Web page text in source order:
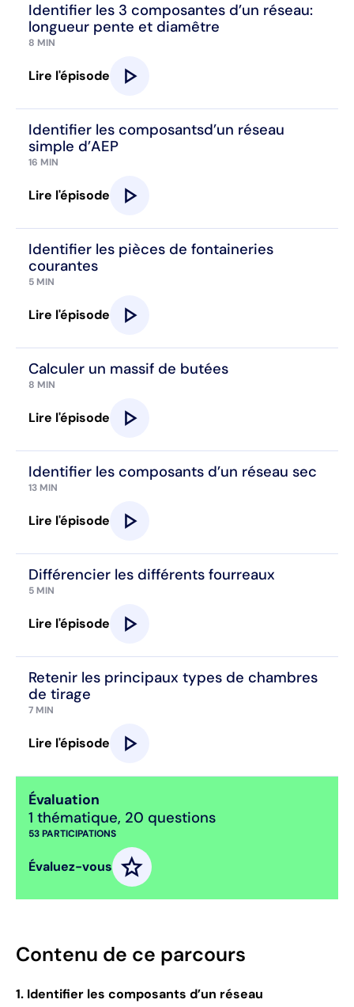
Identifier les 3 composantes d’un réseau:
longueur pente et diamêtre
8 MIN
Lire l'épisode play_arrow
Identifier les composantsd’un réseau
simple d’AEP
16 MIN
Lire l'épisode play_arrow
Identifier les pièces de fontaineries
courantes
5 MIN
Lire l'épisode play_arrow
Calculer un massif de butées
8 MIN
Lire l'épisode play_arrow
Identifier les composants d’un réseau sec
13 MIN
Lire l'épisode play_arrow
Différencier les différents fourreaux
5 MIN
Lire l'épisode play_arrow
Retenir les principaux types de chambres
de tirage
7 MIN
Lire l'épisode play_arrow
Évaluation
1 thématique, 20 questions
53PARTICIPATIONS
Évaluez-vous star
Contenu de ce parcours
1. Identifier les composants d’un réseau